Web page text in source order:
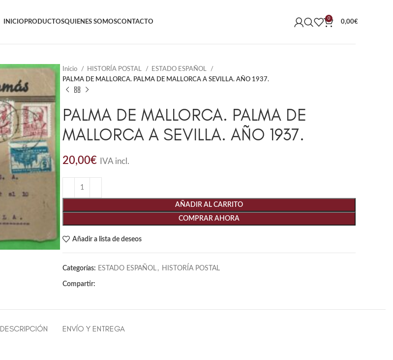
INICIO PRODUCTOSQUIENES SOMOSCONTACTO
0
0,00€
Inicio HISTORÍA POSTAL
ESTADO ESPAÑOL
PALMA DE MALLORCA. PALMA DE MALLORCA A SEVILLA. AÑO 1937.
PALMA DE MALLORCA. PALMA DE
MALLORCA A SEVILLA. AÑO 1937.
20,00€ IVA incl.
AÑADIR AL CARRITO
COMPRAR AHORA
Añadir a lista de deseos
Categorías: ESTADO ESPAÑOL , HISTORÍA POSTAL
Compartir:
DESCRIPCIÓN ENVÍO Y ENTREGA